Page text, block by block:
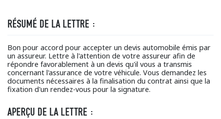
RÉSUMÉ DE LA LETTRE :
Bon pour accord pour accepter un devis automobile émis par
un assureur. Lettre à l'attention de votre assureur afin de
répondre favorablement à un devis qu'il vous a transmis
concernant l'assurance de votre véhicule. Vous demandez les
documents nécessaires à la finalisation du contrat ainsi que la
fixation d'un rendez-vous pour la signature.
APERÇU DE LA LETTRE :